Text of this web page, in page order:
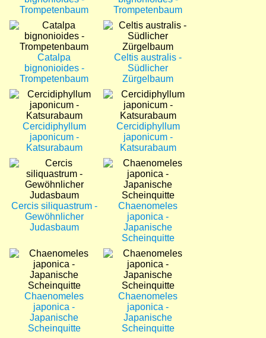
Trompetenbaum
Trompetenbaum
Bild
Catalpa
bignonioides -
Trompetenbaum
Bild
Celtis australis -
Südlicher
Zürgelbaum
Bild
Cercidiphyllum
japonicum -
Katsurabaum
Bild
Cercidiphyllum
japonicum -
Katsurabaum
Bild
Cercis siliquastrum -
Gewöhnlicher
Judasbaum
Bild
Chaenomeles
japonica -
Japanische
Scheinquitte
Bild
Chaenomeles
japonica -
Japanische
Scheinquitte
Bild
Chaenomeles
japonica -
Japanische
Scheinquitte